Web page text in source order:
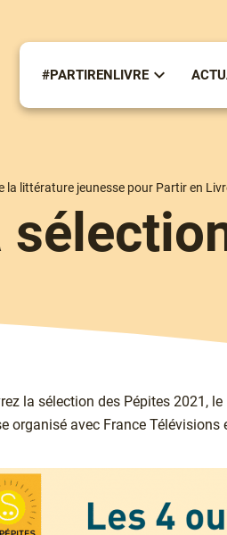
#PARTIRENLIVRE
Sous-
la littérature jeunesse pour Partir en
la sélection des Pépites 2021,
organisé avec France Télévisions